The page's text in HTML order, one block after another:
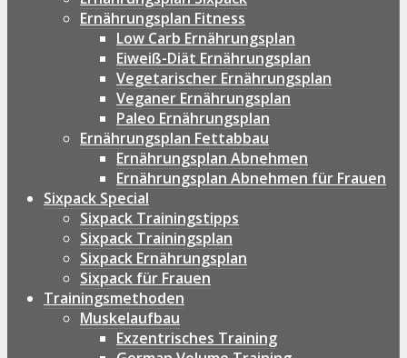
Ernährungsplan Fitness
Low Carb Ernährungsplan
Eiweiß-Diät Ernährungsplan
Vegetarischer Ernährungsplan
Veganer Ernährungsplan
Paleo Ernährungsplan
Ernährungsplan Fettabbau
Ernährungsplan Abnehmen
Ernährungsplan Abnehmen für Frauen
Sixpack Special
Sixpack Trainingstipps
Sixpack Trainingsplan
Sixpack Ernährungsplan
Sixpack für Frauen
Trainingsmethoden
Muskelaufbau
Exzentrisches Training